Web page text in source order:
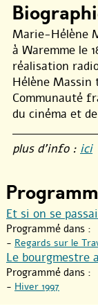
Marie-Hélène
à Waremme le
réalisation
Hélène Massin
Communauté
du cinéma et
plus d’info : ici
Et si on se
Programmé dans :
- Regards sur le
Le bourgmestre
Programmé dans :
- Hiver 1997